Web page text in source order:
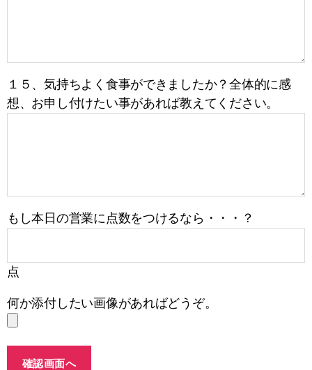
１５、気持ちよく食事ができましたか？全体的に感
想、お申し付けたい事があれば教えてください。
もし本日の営業に点数をつけるなら・・・？
点
何か添付したい画像があればどうぞ。
確認画面へ